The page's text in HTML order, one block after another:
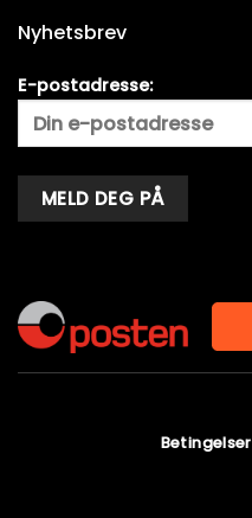
Nyhetsbrev
E-postadresse:
Betingelser